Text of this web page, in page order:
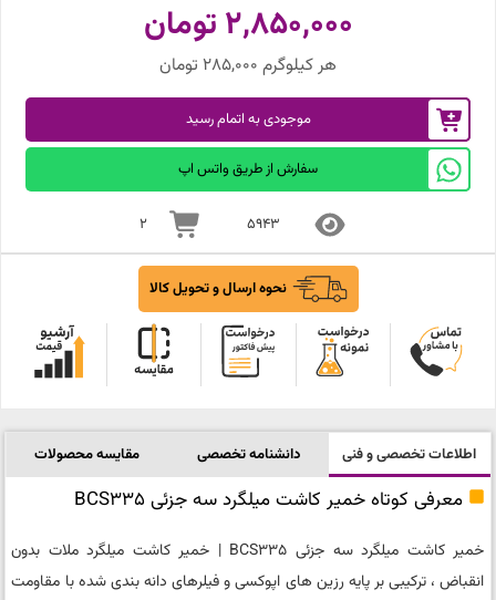
2,850,000 تومان
هر کیلوگرم 285,000 تومان
موجودی به اتمام رسید
سفارش از طریق واتس اپ
5943
2
نحوه ارسال و تحویل کالا
اطلاعات تخصصی و فنی دانشنامه تخصصی مقایسه محصولات
معرفی کوتاه خمیر کاشت میلگرد سه جزئی BCS335
خمیر کاشت میلگرد سه جزئی BCS335 | خمیر کاشت میلگرد ملات بدون
انقباض ، ترکیبی بر پایه رزین های اپوکسی و فیلرهای دانه بندی شده با مقاومت